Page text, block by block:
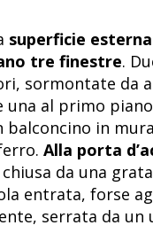
superficie
tre finestre.
sormontate da
al primo
balconcino in
Alla porta
chiusa da una
entrata, forse
serrata da un